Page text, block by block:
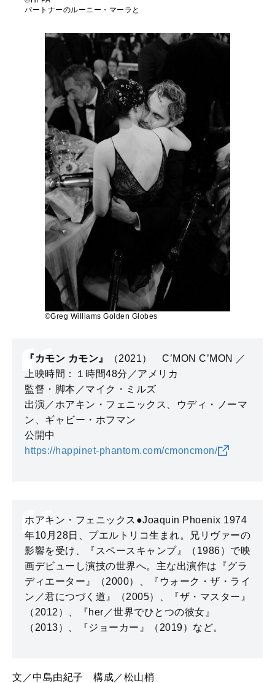
パートナーのルーニー・マーラと
©Greg Williams Golden Globes
『カモン カモン』
（2021） C’MON C’MON ／
上映時間：１時間48分／アメリカ
監督・脚本／マイク・ミルズ
出演／ホアキン・フェニックス、ウディ・ノーマ
ン、ギャビー・ホフマン
公開中
https://happinet-phantom.com/cmoncmon/
ホアキン・フェニックス●Joaquin Phoenix 1974
年10月28日、プエルトリコ生まれ。兄リヴァーの
影響を受け、『スペースキャンプ』（1986）で映
画デビューし演技の世界へ。主な出演作は『グラ
ディエーター』（2000）、『ウォーク・ザ・ライ
ン／君につづく道』（2005）、『ザ・マスター』
（2012）、『her／世界でひとつの彼女』
（2013）、『ジョーカー』（2019）など。
文／中島由紀子 構成／松山梢